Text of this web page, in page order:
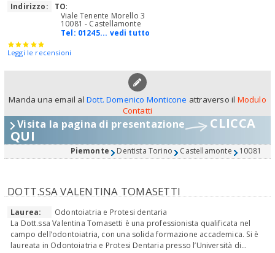
Indirizzo:
TO:
Viale Tenente Morello 3
10081 - Castellamonte
Tel: 01245... vedi tutto
Leggi le recensioni
Manda una email al Dott. Domenico Monticone attraverso il Modulo
Contatti
Visita la pagina di presentazione CLICCA
QUI
Piemonte Dentista Torino Castellamonte 10081
DOTT.SSA VALENTINA TOMASETTI
Laurea:
Odontoiatria e Protesi dentaria
La Dott.ssa Valentina Tomasetti è una professionista qualificata nel
campo dell’odontoiatria, con una solida formazione accademica. Si è
laureata in Odontoiatria e Protesi Dentaria presso l’Università di...